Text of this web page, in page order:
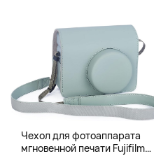
Чехол для фотоаппарата
мгновенной печати Fujifilm